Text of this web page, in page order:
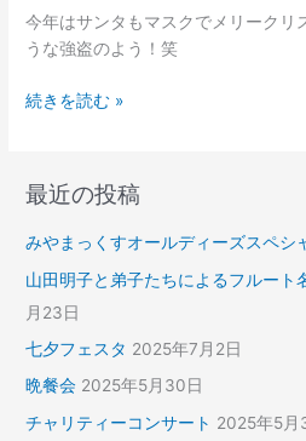
今年はサンタもマスクでメリークリ
うな強盗のよう！笑
マ
ス
続きを読む »
最近の投稿
みやまっくすオールディーズスペシ
山田明子と弟子たちによるフルー
月23日
七夕フェスタ 2025年7月2日
晩餐会 2025年5月30日
チャリティーコンサート 2025年5月